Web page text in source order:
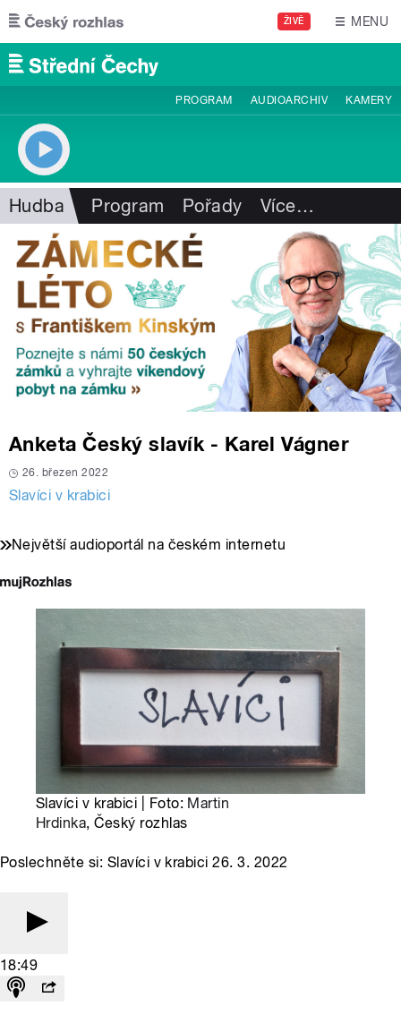
Přejít k hlavnímu obsahu
ŽIVĚ MENU
PROGRAM AUDIOARCHIV KAMERY
Hudba Program Pořady Více…
Anketa Český slavík - Karel Vágner
26. březen 2022
Slavíci v krabici
Největší audioportál na českém internetu
Slavíci v krabici | Foto: Martin
Hrdinka, Český rozhlas
Poslechněte si: Slavíci v krabici 26. 3. 2022
18:49